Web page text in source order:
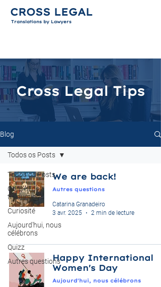
Translations by Lawyers
CROSS LEGAL
Cross Legal Tips
Blog
Todos os Posts
Conseil de
traduction
Curiosité
Aujourd'hui, nous
célébrons
Quizz
Autres questions
Todos os Posts
We are back!
Autres questions
Catarina Granadeiro
3 avr. 2025
2 min de lecture
Happy International
Women's Day
Aujourd'hui, nous célébrons